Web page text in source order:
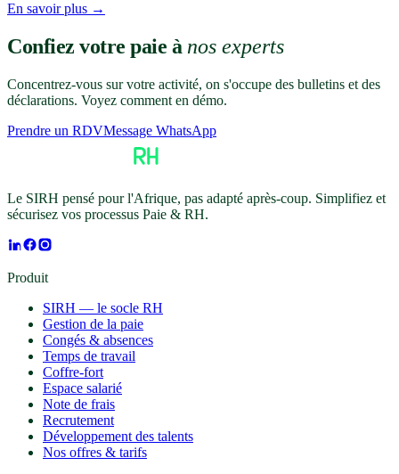
En savoir plus →
Confiez votre paie à nos experts
Concentrez-vous sur votre activité, on s'occupe des bulletins et des
déclarations. Voyez comment en démo.
Prendre un RDVMessage WhatsApp
Le SIRH pensé pour l'Afrique, pas adapté après-coup. Simplifiez et
sécurisez vos processus Paie & RH.
Produit
SIRH — le socle RH
Gestion de la paie
Congés & absences
Temps de travail
Coffre-fort
Espace salarié
Note de frais
Recrutement
Développement des talents
Nos offres & tarifs